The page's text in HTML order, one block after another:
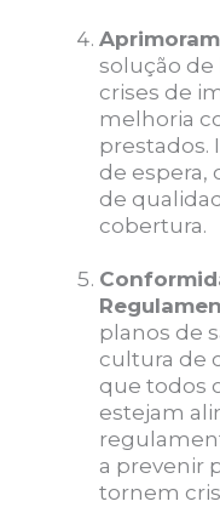
solução de
crises de
melhoria
prestados.
de
de
cobertura.
planos de
cultura de
que todos
estejam
a prevenir
tornem